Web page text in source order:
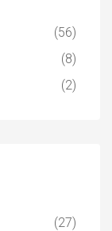
(56)
(8)
(2)
(27)